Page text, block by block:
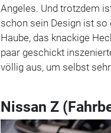
Angeles. Und trotzdem
schon sein Design ist so
Haube, das knackige
paar geschickt
völlig aus, um selbst
Nissan Z